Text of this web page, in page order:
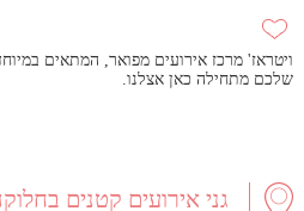
ויטראז' מרכז אירועים מפואר, המתאים
שלכם מתחילה כאן אצלנו.
גני אירועים קטנים